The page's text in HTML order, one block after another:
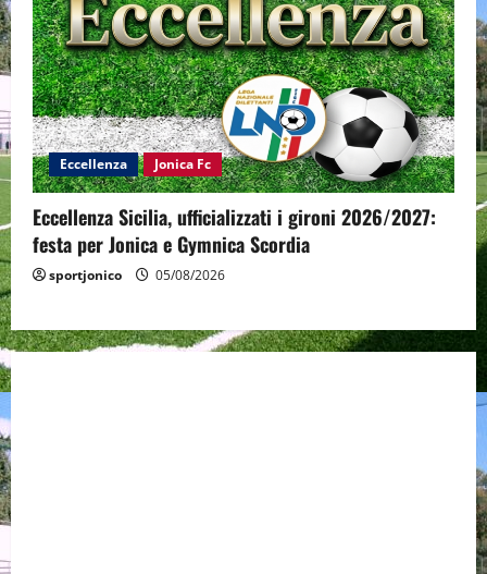
Eccellenza Jonica Fc
Eccellenza Sicilia, ufficializzati i gironi 2026/2027:
festa per Jonica e Gymnica Scordia
sportjonico 05/08/2026